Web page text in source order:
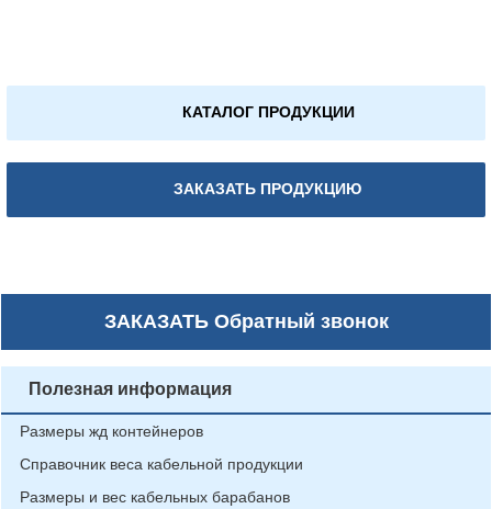
КАТАЛОГ ПРОДУКЦИИ
ЗАКАЗАТЬ ПРОДУКЦИЮ
ЗАКАЗАТЬОбратный звонок
Полезная информация
Размеры жд контейнеров
Справочник веса кабельной продукции
Размеры и вес кабельных барабанов